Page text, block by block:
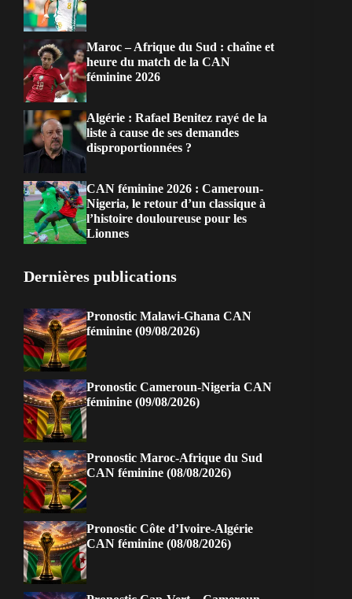
Maroc – Afrique du Sud : chaîne et
heure du match de la CAN
féminine 2026
Algérie : Rafael Benitez rayé de la
liste à cause de ses demandes
disproportionnées ?
CAN féminine 2026 : Cameroun-
Nigeria, le retour d’un classique à
l’histoire douloureuse pour les
Lionnes
Dernières publications
Pronostic Malawi-Ghana CAN
féminine (09/08/2026)
Pronostic Cameroun-Nigeria CAN
féminine (09/08/2026)
Pronostic Maroc-Afrique du Sud
CAN féminine (08/08/2026)
Pronostic Côte d’Ivoire-Algérie
CAN féminine (08/08/2026)